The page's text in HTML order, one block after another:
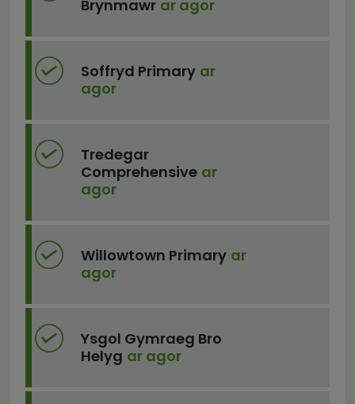
Brynmawr ar agor
Soffryd Primary ar
agor
Tredegar
Comprehensive ar
agor
Willowtown Primary ar
agor
Ysgol Gymraeg Bro
Helyg ar agor